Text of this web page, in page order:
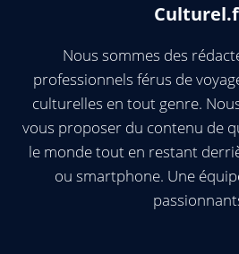
Nous sommes des
professionnels férus de
culturelles en tout genre.
vous proposer du contenu de
le monde tout en restant
ou smartphone. Une